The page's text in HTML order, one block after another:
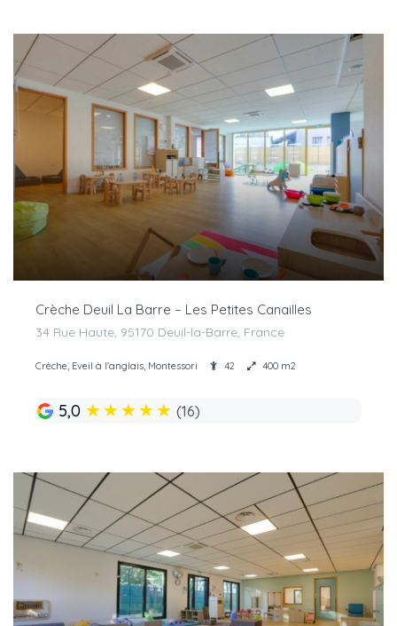
Crèche Deuil La Barre – Les Petites Canailles
34 Rue Haute, 95170 Deuil-la-Barre, France
Crèche, Eveil à l'anglais, Montessori 42 400 m2
5,0 ★★★★★ (16)